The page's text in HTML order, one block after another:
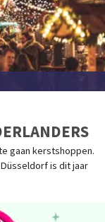
gaan kerstshoppen.
is dit jaar